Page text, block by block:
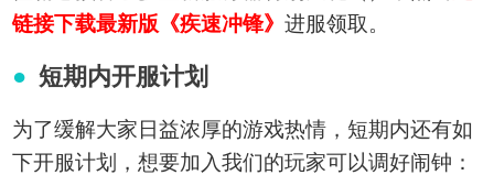
链接下载最新版《疾速冲锋》进服领取。
短期内开服计划
为了缓解大家日益浓厚的游戏热情，短期内还有如
下开服计划，想要加入我们的玩家可以调好闹钟：